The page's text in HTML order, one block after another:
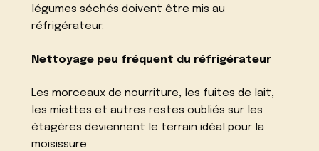
légumes séchés doivent être mis au
réfrigérateur.
Nettoyage peu fréquent du réfrigérateur
Les morceaux de nourriture, les fuites de lait,
les miettes et autres restes oubliés sur les
étagères deviennent le terrain idéal pour la
moisissure.